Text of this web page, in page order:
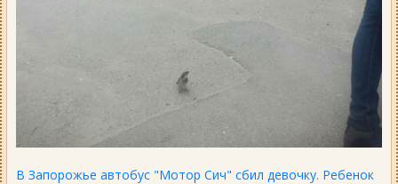
В Запорожье автобус "Мотор Сич" сбил девочку. Ребенок